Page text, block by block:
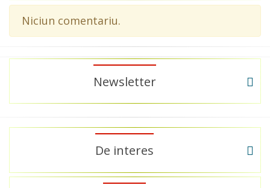
Niciun comentariu.
Newsletter
De interes